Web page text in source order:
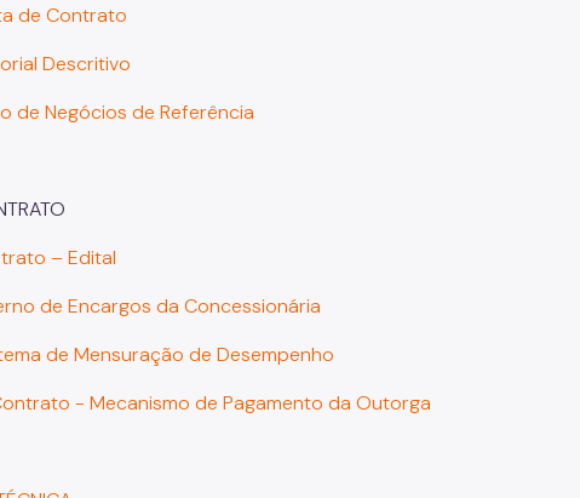
de Contrato
Descritivo
de Negócios de Referência
– Edital
de Encargos da Concessionária
de Mensuração de Desempenho
- Mecanismo de Pagamento da Outorga